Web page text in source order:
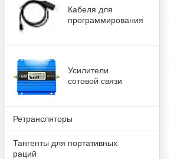
Кабеля для
программирования
Усилители
сотовой связи
Ретрансляторы
Тангенты для портативных
раций